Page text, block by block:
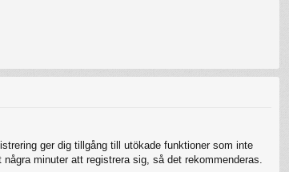
ger dig tillgång till utökade funktioner som inte
minuter att registrera sig, så det rekommenderas.